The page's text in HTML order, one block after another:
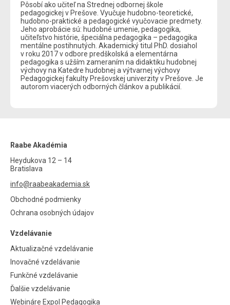
Pôsobí ako učiteľ na Strednej odbornej škole
pedagogickej v Prešove. Vyučuje hudobno-teoretické,
hudobno-praktické a pedagogické vyučovacie predmety.
Jeho aprobácie sú: hudobné umenie, pedagogika,
učiteľstvo histórie, špeciálna pedagogika – pedagogika
mentálne postihnutých. Akademický titul PhD. dosiahol
v roku 2017 v odbore predškolská a elementárna
pedagogika s užším zameraním na didaktiku hudobnej
výchovy na Katedre hudobnej a výtvarnej výchovy
Pedagogickej fakulty Prešovskej univerzity v Prešove. Je
autorom viacerých odborných článkov a publikácií.
Raabe Akadémia
Heydukova 12 – 14
Bratislava
info@raabeakademia.sk
Obchodné podmienky
Ochrana osobných údajov
Vzdelávanie
Aktualizačné vzdelávanie
Inovačné vzdelávanie
Funkčné vzdelávanie
Ďalšie vzdelávanie
Webináre Expol Pedagogika